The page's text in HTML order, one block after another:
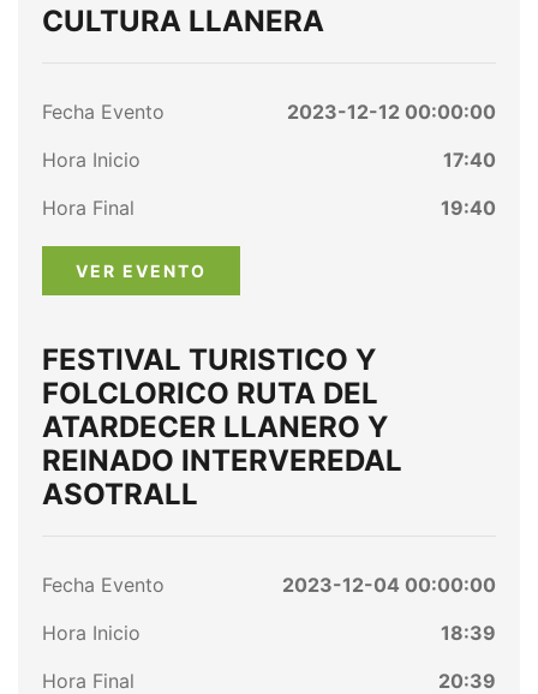
CULTURA LLANERA
Fecha Evento
2023-12-12 00:00:00
Hora Inicio
17:40
Hora Final
19:40
VER EVENTO
FESTIVAL TURISTICO Y
FOLCLORICO RUTA DEL
ATARDECER LLANERO Y
REINADO INTERVEREDAL
ASOTRALL
Fecha Evento
2023-12-04 00:00:00
Hora Inicio
18:39
Hora Final
20:39